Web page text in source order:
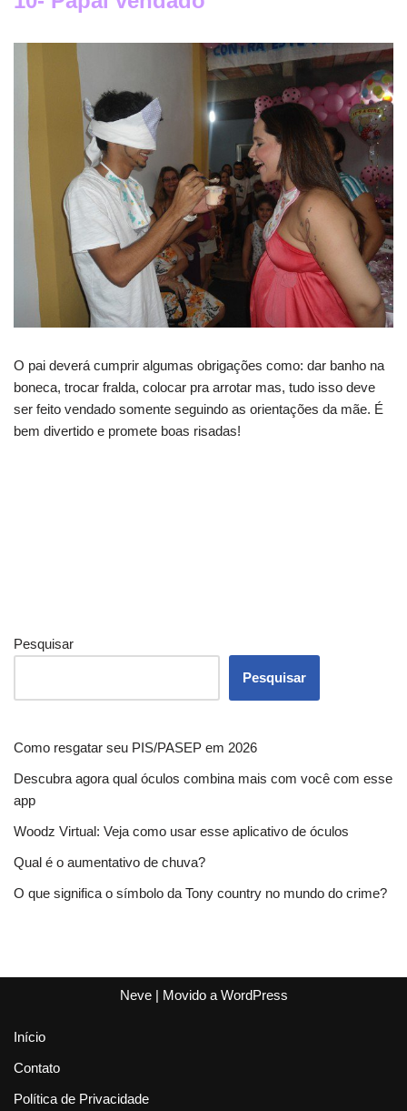
O pai deverá cumprir algumas obrigações como: dar banho na
boneca, trocar fralda, colocar pra arrotar mas, tudo isso deve
ser feito vendado somente seguindo as orientações da mãe. É
bem divertido e promete boas risadas!
Pesquisar
Pesquisar
Como resgatar seu PIS/PASEP em 2026
Descubra agora qual óculos combina mais com você com esse
app
Woodz Virtual: Veja como usar esse aplicativo de óculos
Qual é o aumentativo de chuva?
O que significa o símbolo da Tony country no mundo do crime?
Neve| Movido aWordPress
Início
Contato
Política de Privacidade